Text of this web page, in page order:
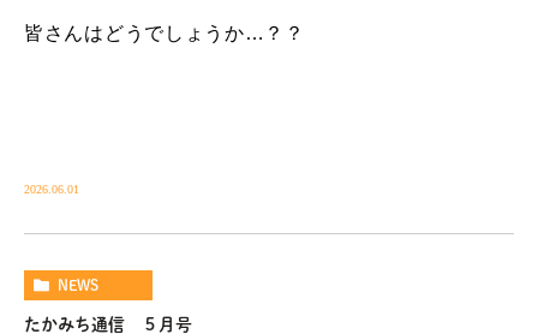
皆さんはどうでしょうか…？？
2026.06.01
NEWS
たかみち通信 ５月号